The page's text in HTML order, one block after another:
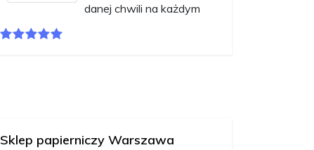
danej chwili na każdym
Sklep papierniczy Warszawa